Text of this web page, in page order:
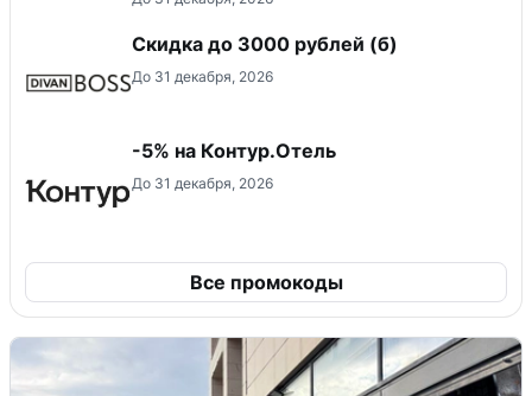
Скидка до 3000 рублей (б)
До 31 декабря, 2026
-5% на Контур.Отель
До 31 декабря, 2026
Все промокоды